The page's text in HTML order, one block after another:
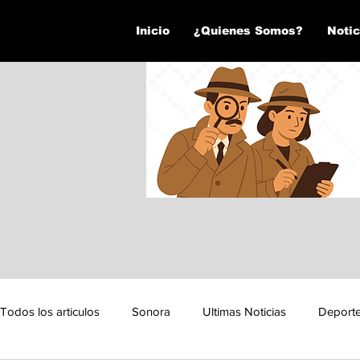
Inicio ¿Quienes Somos?
Todos los articulos Sonora Ultimas Noticias